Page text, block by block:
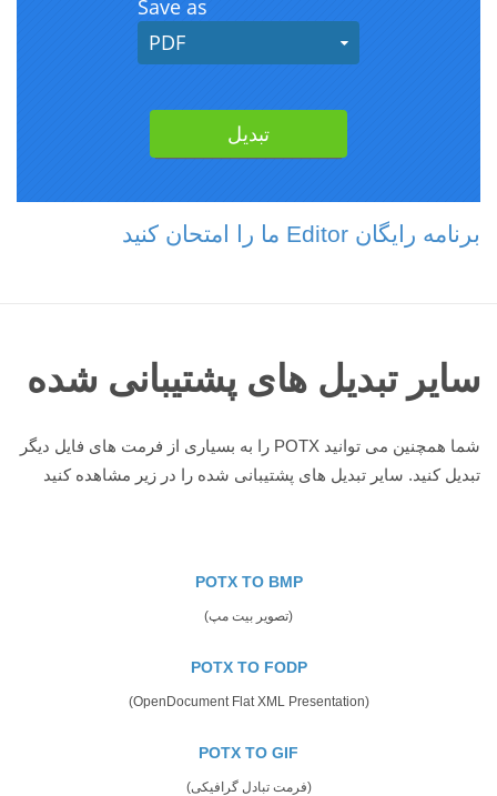
برنامه رایگان Editor ما را امتحان کنید
سایر تبدیل های پشتیبانی شده
شما همچنین می توانید POTX را به بسیاری از فرمت های فایل دیگر
تبدیل کنید. سایر تبدیل های پشتیبانی شده را در زیر مشاهده کنید
POTX TO BMP
(تصویر بیت مپ)
POTX TO FODP
(OpenDocument Flat XML Presentation)
POTX TO GIF
(فرمت تبادل گرافیکی)